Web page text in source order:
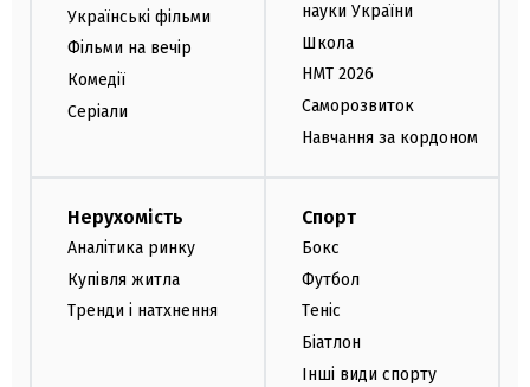
Українські фільми
Фільми на вечір
Комедії
Серіали
науки України
Школа
НМТ 2026
Саморозвиток
Навчання за кордоном
Нерухомість
Аналітика ринку
Купівля житла
Тренди і натхнення
Спорт
Бокс
Футбол
Теніс
Біатлон
Інші види спорту